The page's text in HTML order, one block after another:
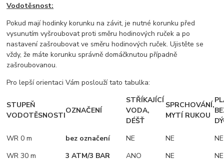
Vodotěsnost:
Pokud mají hodinky korunku na závit, je nutné korunku před
vysunutím vyšroubovat proti směru hodinových ruček a po
nastavení zašroubovat ve směru hodinových ruček. Ujistěte se
vždy, že máte korunku správně domáčknutou případně
zašroubovanou.
Pro lepší orientaci Vám poslouží tato tabulka:
STUPEŇ
VODOTĚSNOSTI
OZNAČENÍ
STŘÍKAJÍCÍ
VODA,
DÉŠŤ
SPRCHOVÁNÍ,
MYTÍ RUKOU
WR 0 m
bez označení NE NE
NE
WR 30 m
3 ATM/3 BAR ANO NE
NE